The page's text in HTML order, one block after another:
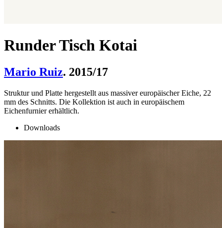
Runder Tisch Kotai
Mario Ruiz. 2015/17
Struktur und Platte hergestellt aus massiver europäischer Eiche, 22
mm des Schnitts. Die Kollektion ist auch in europäischem
Eichenfurnier erhältlich.
Downloads